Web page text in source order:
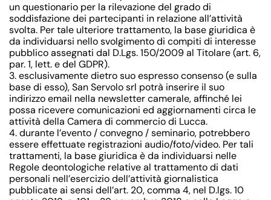
un questionario per la rilevazione del grado di
soddisfazione dei partecipanti in relazione all’attività
svolta. Per tale ulteriore trattamento, la base giuridica è
da individuarsi nello svolgimento di compiti di interesse
pubblico assegnati dal D.Lgs. 150/2009 al Titolare (art. 6,
par. 1, lett. e del GDPR).
3. esclusivamente dietro suo espresso consenso (e sulla
base di esso), San Servolo srl potrà inserire il suo
indirizzo email nella newsletter camerale, affinché lei
possa ricevere comunicazioni ed aggiornamenti circa le
attività della Camera di commercio di Lucca.
4. durante l’evento / convegno / seminario, potrebbero
essere effettuate registrazioni audio/foto/video. Per tali
trattamenti, la base giuridica è da individuarsi nelle
Regole deontologiche relative al trattamento di dati
personali nell’esercizio dell’attività giornalistica
pubblicate ai sensi dell’art. 20, comma 4, nel D.lgs. 10